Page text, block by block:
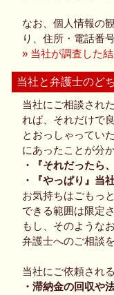
なお、個人情報の
り、住所・電話番
» 当社が調査した
当社と弁護士のど
当社にご相談され
れば、それだけで良
とおっしゃってい
にあったことが分か
・『それだったら
・『やっぱり』当
お気持ちはごもっ
できる範囲は限定
もし、そのような
弁護士へのご相談
当社にご依頼され
・滞納金の回収や